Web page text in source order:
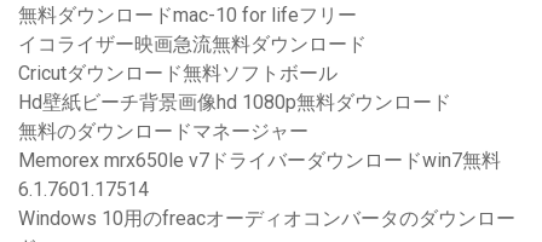
無料ダウンロードmac-10 for lifeフリー
イコライザー映画急流無料ダウンロード
Cricutダウンロード無料ソフトボール
Hd壁紙ビーチ背景画像hd 1080p無料ダウンロード
無料のダウンロードマネージャー
Memorex mrx650le v7ドライバーダウンロードwin7無料
6.1.7601.17514
Windows 10用のfreacオーディオコンバータのダウンロー